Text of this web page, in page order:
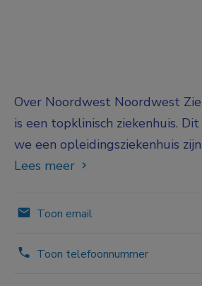
Over Noordwest Noordwest
is een topklinisch ziekenhuis.
we een opleidingsziekenhuis
Lees meer
Toon email
Toon telefoonnummer